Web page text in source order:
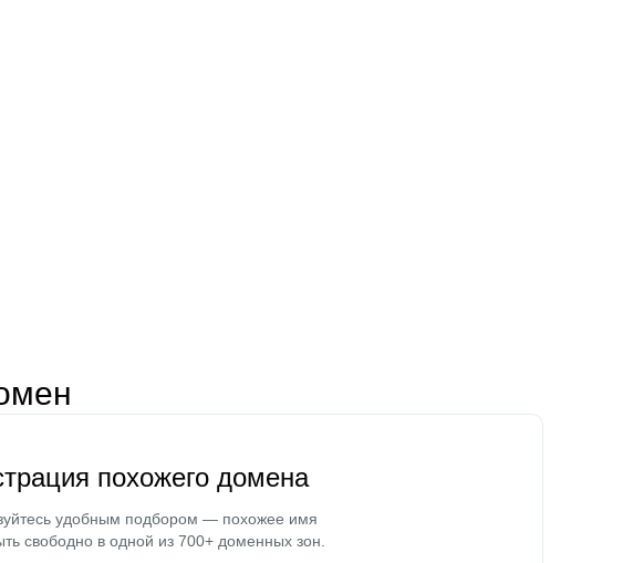
похожего домена
удобным подбором — похожее имя
свободно в одной из 700+ доменных зон.